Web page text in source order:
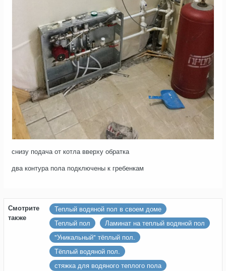
снизу подача от котла вверху обратка
два контура пола подключены к гребенкам
Смотрите
также
Теплый водяной пол в своем доме
Теплый пол
Ламинат на теплый водяной пол
"Уникальный" тёплый пол.
Тёплый водяной пол.
стяжка для водяного теплого пола